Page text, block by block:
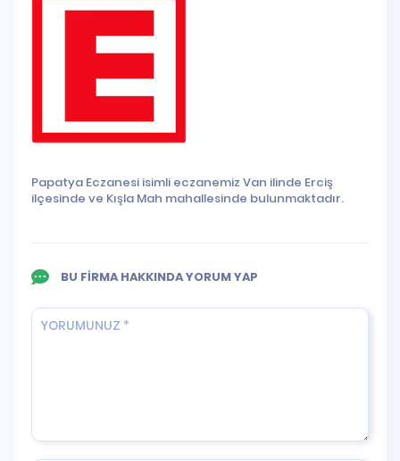
Papatya Eczanesi isimli eczanemiz Van ilinde Erciş
ilçesinde ve Kışla Mah mahallesinde bulunmaktadır.
BU FİRMA HAKKINDA YORUM YAP